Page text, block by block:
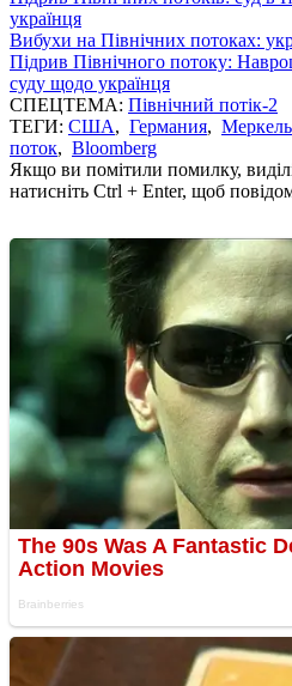
українця
Вибухи на Північних потоках:
Підрив Північного потоку:
суду щодо українця
СПЕЦТЕМА: Північний потік-2
ТЕГИ: США, Германия, Меркель
поток, Bloomberg
Якщо ви помітили помилку,
натисніть Ctrl + Enter, щоб